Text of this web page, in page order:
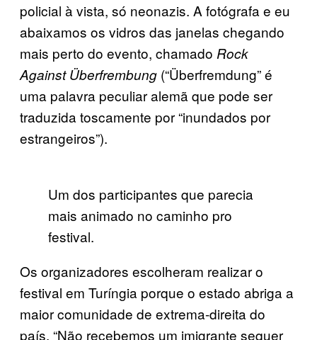
policial à vista, só neonazis. A fotógrafa e eu
abaixamos os vidros das janelas chegando
mais perto do evento, chamado Rock
Against Überfrembung (“Überfremdung” é
uma palavra peculiar alemã que pode ser
traduzida toscamente por “inundados por
estrangeiros”).
Um dos participantes que parecia
mais animado no caminho pro
festival.
Os organizadores escolheram realizar o
festival em Turíngia porque o estado abriga a
maior comunidade de extrema-direita do
país. “Não recebemos um imigrante sequer